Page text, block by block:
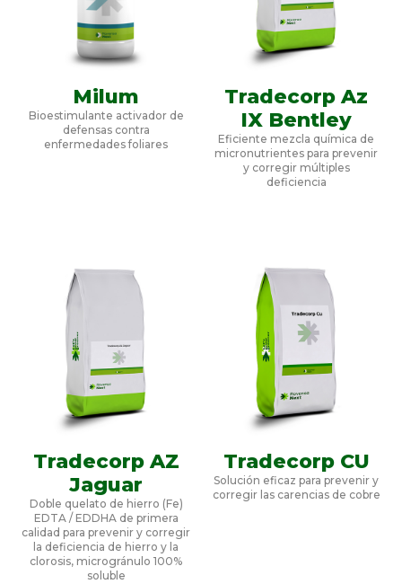
Milum
Bioestimulante activador de
defensas contra
enfermedades foliares
Tradecorp Az
IX Bentley
Eficiente mezcla química de
micronutrientes para prevenir
y corregir múltiples
deficiencia
Tradecorp AZ
Jaguar
Doble quelato de hierro (Fe)
EDTA / EDDHA de primera
calidad para prevenir y corregir
la deficiencia de hierro y la
clorosis, microgránulo 100%
soluble
Tradecorp CU
Solución eficaz para prevenir y
corregir las carencias de cobre